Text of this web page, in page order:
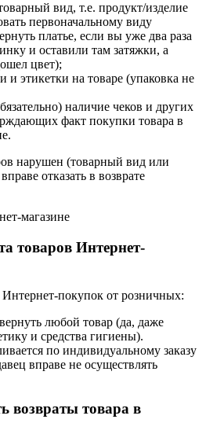
вид, т.е. продукт/изделие
первоначальному виду
платье, если вы уже два раза
и оставили там затяжки, а
цвет);
и этикетки на товаре (упаковка не
наличие чеков и других
факт покупки товара в
нарушен (товарный вид или
отказать в возврате
товаров Интернет-
покупок от розничных:
любой товар (да, даже
и средства гигиены).
по индивидуальному заказу
вправе не осуществлять
возвраты товара в